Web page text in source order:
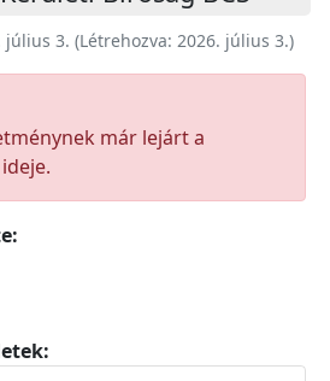
július 3. (Létrehozva: 2026. július 3.)
már lejárt a